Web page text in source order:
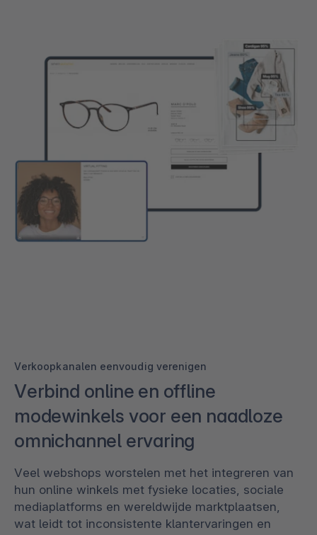
Verkoopkanalen eenvoudig verenigen
Verbind online en offline
modewinkels voor een naadloze
omnichannel ervaring
Veel webshops worstelen met het integreren van
hun online winkels met fysieke locaties, sociale
mediaplatforms en wereldwijde marktplaatsen,
wat leidt tot inconsistente klantervaringen en